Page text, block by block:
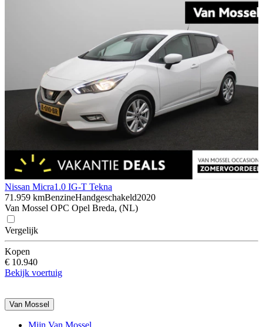
Nissan Micra1.0 IG-T Tekna
71.959 kmBenzineHandgeschakeld2020
Van Mossel OPC Opel Breda, (NL)
Vergelijk
Kopen
€ 10.940
Bekijk voertuig
Van Mossel
Mijn Van Mossel